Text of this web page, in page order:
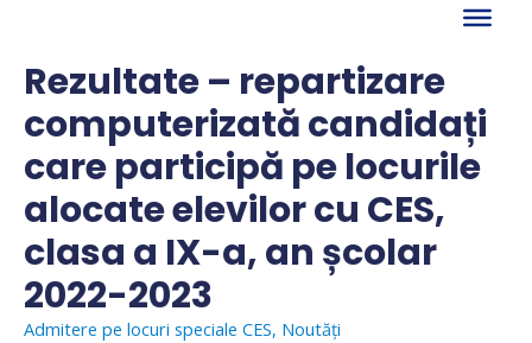
contentRezultate – repartizare
computerizată candidați
care participă pe locurile
alocate elevilor cu CES,
clasa a IX-a, an școlar
2022-2023
Admitere pe locuri speciale CES, Noutăți